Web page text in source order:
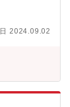
活かすこと
2024.09.02